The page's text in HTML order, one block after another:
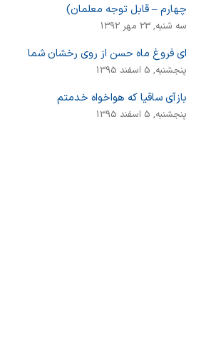
چهارم – قابل توجه معلمان)
سه شنبه, 23 مهر 1392
ای فروغ ماه حسن از روی رخشان شما
پنجشنبه, 5 اسفند 1395
بازآی ساقیا که هواخواه خدمتم
پنجشنبه, 5 اسفند 1395